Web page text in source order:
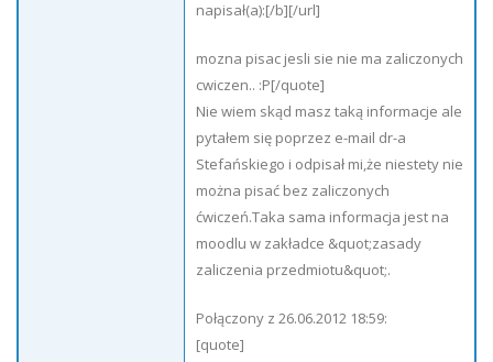
napisał(a):[/b][/url]
mozna pisac jesli sie nie ma zaliczonych
cwiczen.. :P[/quote]
Nie wiem skąd masz taką informacje ale
pytałem się poprzez e-mail dr-a
Stefańskiego i odpisał mi,że niestety nie
można pisać bez zaliczonych
ćwiczeń.Taka sama informacja jest na
moodlu w zakładce &quot;zasady
zaliczenia przedmiotu&quot;.
Połączony z 26.06.2012 18:59:
[quote]